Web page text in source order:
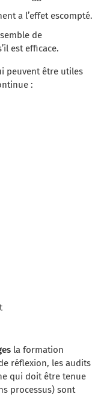
a l’effet escompté.
de
est efficace.
peuvent être utiles
:
la formation
réflexion, les audits
qui doit être tenue
processus) sont